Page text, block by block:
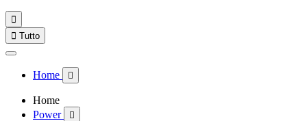

 Tutto
Home 
Home
Power
